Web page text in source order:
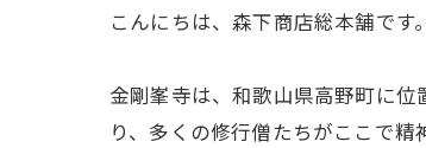
こんにちは、森下商店総本舗です。
金剛峯寺は、和歌山県高野町に
り、多くの修行僧たちがここで